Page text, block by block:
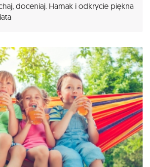
doceniaj. Hamak i odkrycie piękna